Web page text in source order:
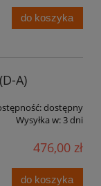
do koszyka
A)
dostępny
Wysyłka w:3 dni
476,00 zł
do koszyka